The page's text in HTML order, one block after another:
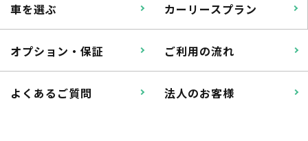
車を選ぶ カーリースプラン
オプション・保証 ご利用の流れ
よくあるご質問 法人のお客様